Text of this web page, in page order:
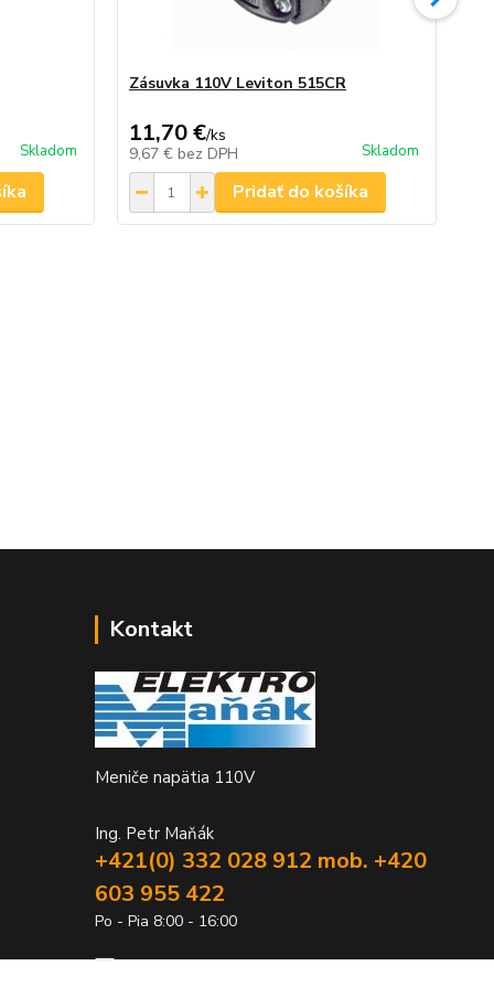
Skladom
Zásuvka 110V Leviton 515CR
11,70 €/ks
9,67 € bez DPH Skladom
Pridať do košíka
Kontakt
Meniče napätia 110V
Ing. Petr Maňák
+421(0) 332 028 912 mob. +420
603 955 422
Po - Pia 8:00 - 16:00
elektromanak@volny.cz